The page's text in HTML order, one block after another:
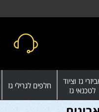
גז וציוד
לטכנאי גז
חלפים לגרילי גז